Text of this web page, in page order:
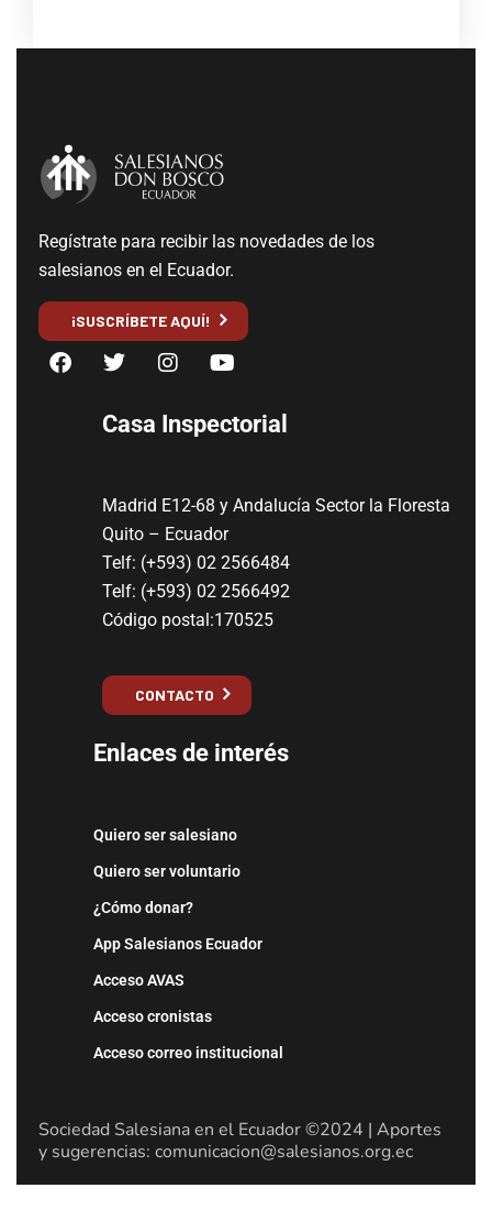
Regístrate para recibir las novedades de los
salesianos en el Ecuador.
¡SUSCRÍBETE AQUÍ!
Casa Inspectorial
Madrid E12-68 y Andalucía Sector la Floresta
Quito – Ecuador
Telf: (+593) 02 2566484
Telf: (+593) 02 2566492
Código postal:170525
CONTACTO
Enlaces de interés
Quiero ser salesiano
Quiero ser voluntario
¿Cómo donar?
App Salesianos Ecuador
Acceso AVAS
Acceso cronistas
Acceso correo institucional
Sociedad Salesiana en el Ecuador ©2024 | Aportes
y sugerencias: comunicacion@salesianos.org.ec